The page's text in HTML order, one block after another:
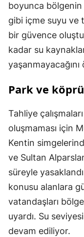
boyunca bölgenin
gibi içme suyu ve
bir güvence
kadar su
Park ve
Tahliye
oluşmaması için
Kentin
ve Sultan
süreyle
konusu alanlara
vatandaşları
uyardı. Su
devam ediliyor.